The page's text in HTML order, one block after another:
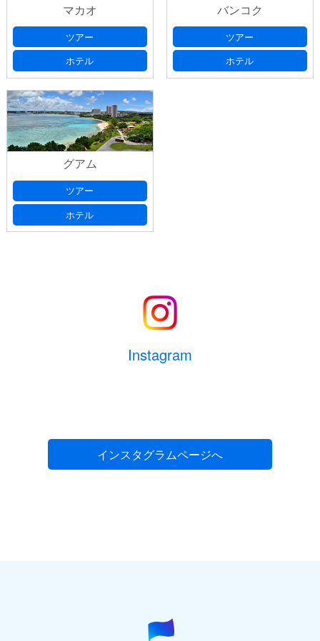
マカオ
ツアー
ホテル
バンコク
ツアー
ホテル
グアム
ツアー
ホテル
Instagram
インスタグラムページへ